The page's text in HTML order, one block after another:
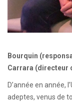
Bourquin
Carrara (directeur
D’année en année,
adeptes, venus de